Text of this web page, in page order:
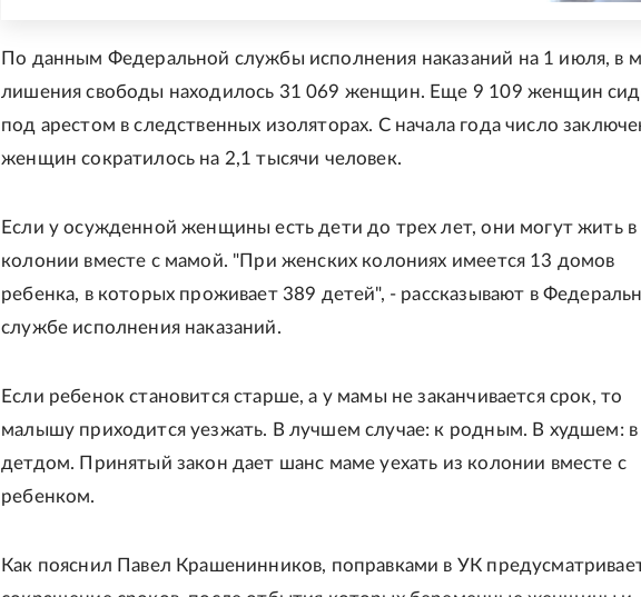
По данным Федеральной службы исполнения наказаний на 1 июля, в
лишения свободы находилось 31 069 женщин. Еще 9 109 женщин
под арестом в следственных изоляторах. С начала года число
женщин сократилось на 2,1 тысячи человек.
Если у осужденной женщины есть дети до трех лет, они могут жить в
колонии вместе с мамой. "При женских колониях имеется 13 домов
ребенка, в которых проживает 389 детей", - рассказывают в
службе исполнения наказаний.
Если ребенок становится старше, а у мамы не заканчивается срок, то
малышу приходится уезжать. В лучшем случае: к родным. В худшем: в
детдом. Принятый закон дает шанс маме уехать из колонии вместе с
ребенком.
Как пояснил Павел Крашенинников, поправками в УК